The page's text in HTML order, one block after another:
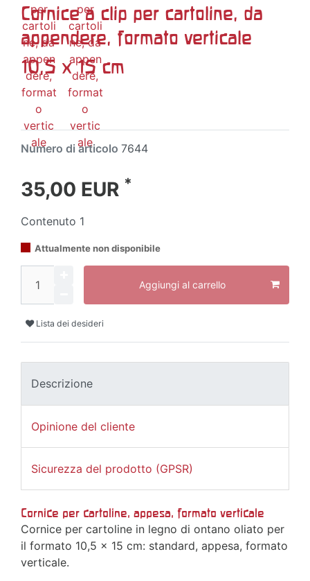
Cornice a clip per cartoline, da
appendere, formato verticale
10,5 x 15 cm
Numero di articolo 7644
35,00 EUR *
Contenuto 1
Attualmente non disponibile
Aggiungi al carrello
Lista dei desideri
Descrizione
Opinione del cliente
Sicurezza del prodotto (GPSR)
Cornice per cartoline, appesa, formato verticale
Cornice per cartoline in legno di ontano oliato per
il formato 10,5 x 15 cm: standard, appesa, formato
verticale.